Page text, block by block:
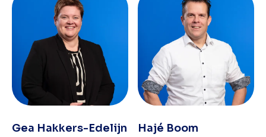
Gea Hakkers-Edelijn Hajé Boom